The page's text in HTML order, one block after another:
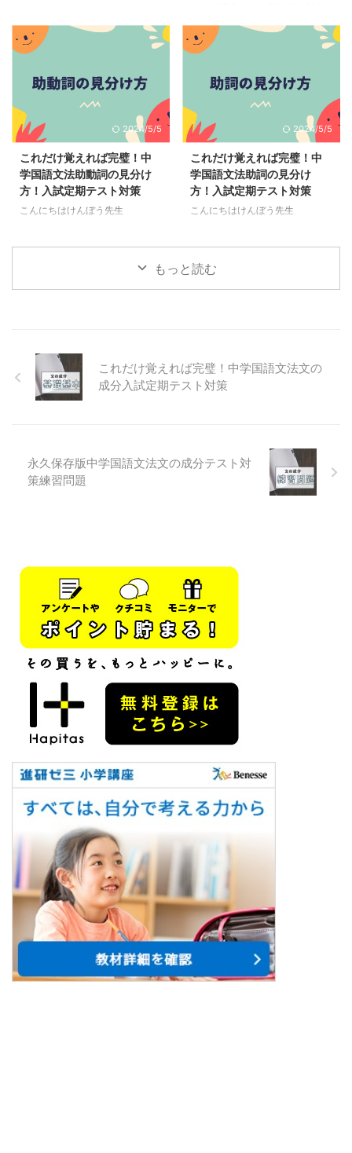
の ...
です 万葉集・古今・新古今和歌
集のおさらい 前回おさえたポイ
ントをもう一度おさえておこう
最古の歌集成立年代→奈良時代編
成者→大伴家持歌風→素朴で力強
い 古今和歌集最初の勅撰和歌集
成立年代→平安時代編成者→醍醐
天皇の命で紀貫之らによって作ら
れる歌風→繊細で優美 新古今和
歌集8番目の勅撰和歌集成立年代
→鎌倉時代編成者→後鳥羽上皇の
命で藤原定家らによって作られれ
今和歌集の特徴 まずはそれぞれ
の作者や成立年代などを見ていこ
う ここはテストで絶対に出る暗
しっかり覚えて得点にしていこう
ポイント 万葉集日本に現存する
最古の歌集成立年代→奈良時代編
成者→大伴家持歌風→素朴で力強
成立年代→平安時代編成者→醍醐
天皇の命で紀貫之らによって作ら
れる歌風→繊細で優美 新古今和
歌集8番目の勅撰和歌集成立年代
2024/5/5
これだけ覚えれば完璧！中
学国語文法助動詞の見分け
方！入試定期テスト対策
こんにちはけんぼう先生
単語の分類品詞中級編！入試定期
テスト対策 助動詞の見分け方 ポ
18（全部覚えよう） 助動詞は意
味で分けると下のように分かれる
ので全部覚えよう 詳しいのは項
目ごとにチェックできるよ 助動
ぬ・ん推量・ ...
2024/5/5
これだけ覚えれば完璧！中
学国語文法助詞の見分け
方！入試定期テスト対策
こんにちはけんぼう先生
事から復習しておこう 助詞はこ
ちらから復習 これだけ覚えれば
る 更に単語に分ける 体言にくっ
ついているもの（名詞）が助詞
る助 ...
もっと読む
これだけ覚えれば完璧！中学国語文法文の
成分入試定期テスト対策
永久保存版中学国語文法文の成分テスト対
策練習問題